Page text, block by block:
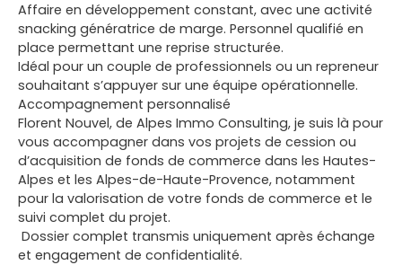
Affaire en développement constant, avec une activité
snacking génératrice de marge. Personnel qualifié en
place permettant une reprise structurée.
Idéal pour un couple de professionnels ou un repreneur
souhaitant s’appuyer sur une équipe opérationnelle.
Accompagnement personnalisé
Florent Nouvel, de Alpes Immo Consulting, je suis là pour
vous accompagner dans vos projets de cession ou
d’acquisition de fonds de commerce dans les Hautes-
Alpes et les Alpes-de-Haute-Provence, notamment
pour la valorisation de votre fonds de commerce et le
suivi complet du projet.
Dossier complet transmis uniquement après échange
et engagement de confidentialité.